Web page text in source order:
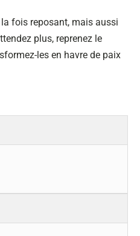
fois reposant, mais aussi
plus, reprenez le
les en havre de paix